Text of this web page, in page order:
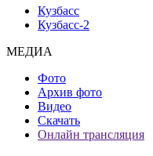
Кузбасс
Кузбасс-2
МЕДИА
Фото
Архив фото
Видео
Скачать
Онлайн трансляция